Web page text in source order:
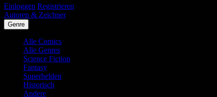
Einloggen Registrieren
Autoren & Zeichner
Genre
Alle Comics
Alle Genres
Science Fiction
Fantasy
Superhelden
Historisch
Andere